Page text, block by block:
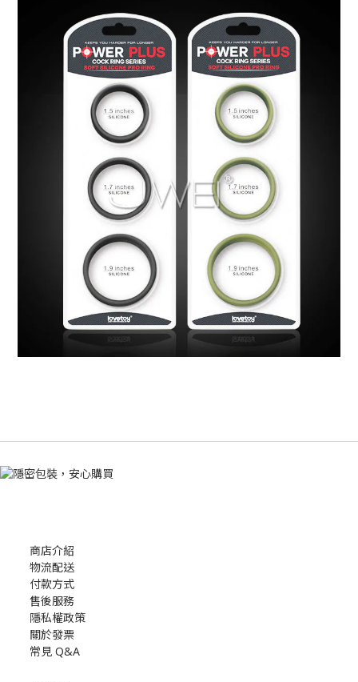
商店介紹
物流配送
付款方式
售後服務
隱私權政策
關於發票
常見 Q&A